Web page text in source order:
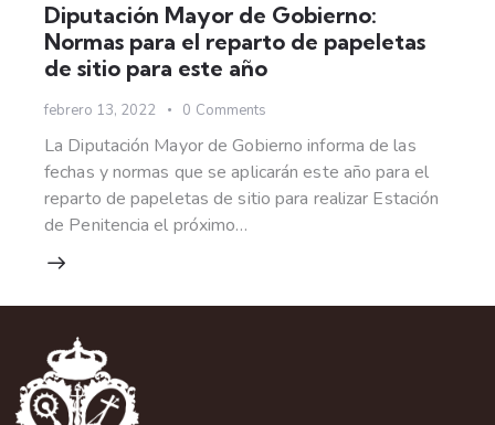
Diputación Mayor de Gobierno:
Normas para el reparto de papeletas
de sitio para este año
febrero 13, 2022 0 Comments
La Diputación Mayor de Gobierno informa de las
fechas y normas que se aplicarán este año para el
reparto de papeletas de sitio para realizar Estación
de Penitencia el próximo…